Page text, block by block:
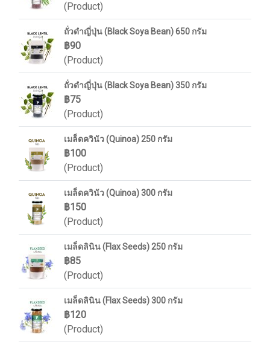
(Product)
ถั่วดำญี่ปุ่น (Black Soya Bean) 650 กรัม
฿90
(Product)
ถั่วดำญี่ปุ่น (Black Soya Bean) 350 กรัม
฿75
(Product)
เมล็ดควินัว (Quinoa) 250 กรัม
฿100
(Product)
เมล็ดควินัว (Quinoa) 300 กรัม
฿150
(Product)
เมล็ดลินิน (Flax Seeds) 250 กรัม
฿85
(Product)
เมล็ดลินิน (Flax Seeds) 300 กรัม
฿120
(Product)